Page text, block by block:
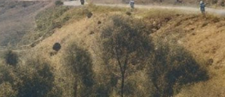
Update